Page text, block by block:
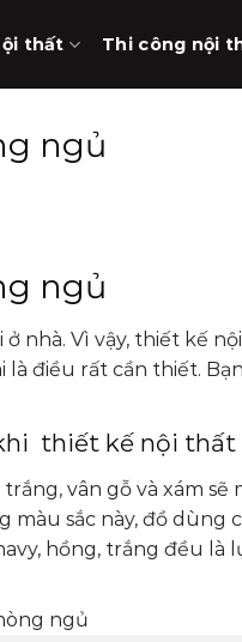
thất Thi công nội
ngủ
ngủ
nhà. Vì vậy, thiết kế
điều rất cần thiết.
thiết kế nội thất
vân gỗ và xám
màu sắc này, đồ dùng
hồng, trắng đều là